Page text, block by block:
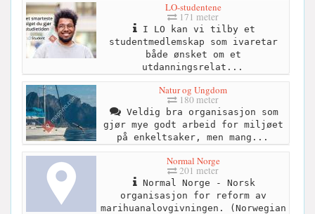
LO-studentene
171 meter
I LO kan vi tilby et
studentmedlemskap som ivaretar
både ønsket om et
utdanningsrelat...
Natur og Ungdom
180 meter
Veldig bra organisasjon som
gjør mye godt arbeid for miljøet
på enkeltsaker, men mang...
Normal Norge
201 meter
Normal Norge - Norsk
organisasjon for reform av
marihuanalovgivningen. (Norwegian